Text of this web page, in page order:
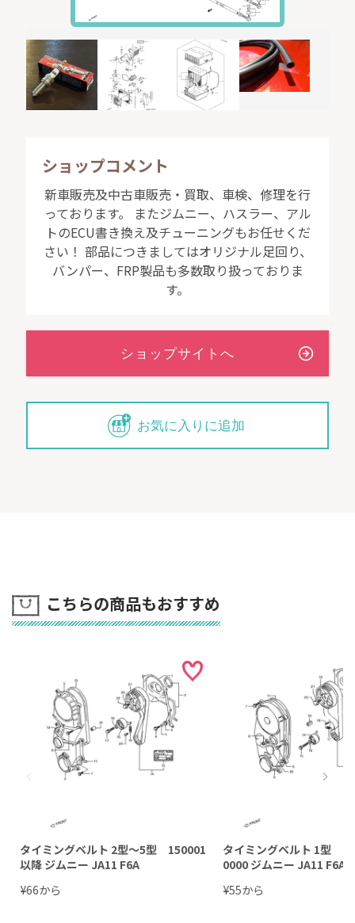
ショップコメント
新車販売及中古車販売・買取、車検、修理を行
っております。 またジムニー、ハスラー、アル
トのECU書き換え及チューニングもお任せくだ
さい！ 部品につきましてはオリジナル足回り、
バンパー、FRP製品も多数取り扱っておりま
す。
お気に入りに追加
こちらの商品もおすすめ
タイミングベルト 2型～5型 150001
以降 ジムニー JA11 F6A
¥66から
タイミングベルト 1型
0000 ジムニー JA11 F6A
¥55から